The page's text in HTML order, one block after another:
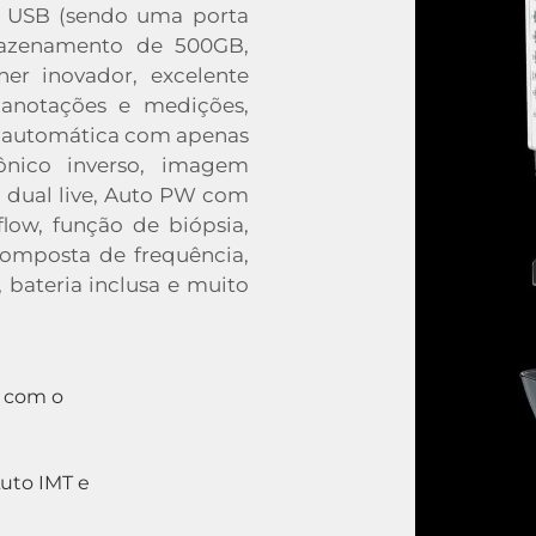
(sendo uma porta
de 500GB,
inovador, excelente
e medições,
com apenas
inverso, imagem
live, Auto PW com
função de biópsia,
de frequência,
bateria inclusa e muito
com o
IMT e